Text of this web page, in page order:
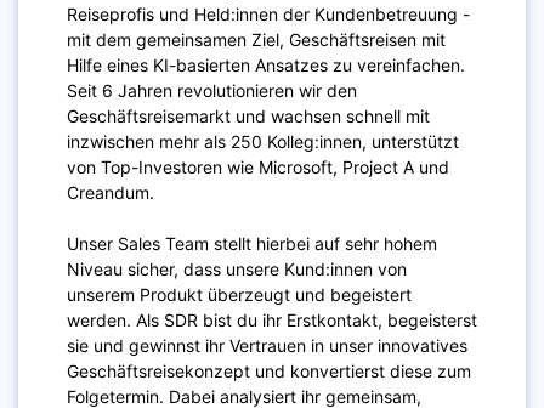
Reiseprofis und Held:innen der Kundenbetreuung -
mit dem gemeinsamen Ziel, Geschäftsreisen mit
Hilfe eines KI-basierten Ansatzes zu vereinfachen.
Seit 6 Jahren revolutionieren wir den
Geschäftsreisemarkt und wachsen schnell mit
inzwischen mehr als 250 Kolleg:innen, unterstützt
von Top-Investoren wie Microsoft, Project A und
Creandum.
Unser Sales Team stellt hierbei auf sehr hohem
Niveau sicher, dass unsere Kund:innen von
unserem Produkt überzeugt und begeistert
werden. Als SDR bist du ihr Erstkontakt, begeisterst
sie und gewinnst ihr Vertrauen in unser innovatives
Geschäftsreisekonzept und konvertierst diese zum
Folgetermin. Dabei analysiert ihr gemeinsam,